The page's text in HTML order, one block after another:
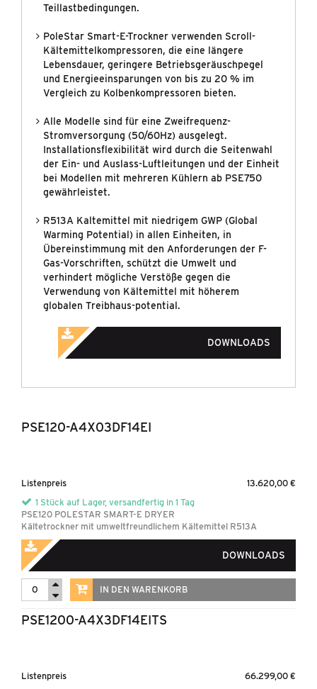
Teillastbedingungen.
PoleStar Smart-E-Trockner verwenden Scroll-
Kältemittelkompressoren, die eine längere
Lebensdauer, geringere Betriebsgeräuschpegel
und Energieeinsparungen von bis zu 20 % im
Vergleich zu Kolbenkompressoren bieten.
Alle Modelle sind für eine Zweifrequenz-
Stromversorgung (50/60Hz) ausgelegt.
Installationsflexibilität wird durch die Seitenwahl
der Ein- und Auslass-Luftleitungen und der Einheit
bei Modellen mit mehreren Kühlern ab PSE750
gewährleistet.
R513A Kaltemittel mit niedrigem GWP (Global
Warming Potential) in allen Einheiten, in
Übereinstimmung mit den Anforderungen der F-
Gas-Vorschriften, schützt die Umwelt und
verhindert mögliche Verstöße gegen die
Verwendung von Kältemittel mit höherem
globalen Treibhaus-potential.
DOWNLOADS
PSE120-A4X03DF14EI
Listenpreis
13.620,00 €
1 Stück auf Lager, versandfertig in 1 Tag
PSE120 POLESTAR SMART-E DRYER
Kältetrockner mit umweltfreundlichem Kältemittel R513A
DOWNLOADS
IN DEN WARENKORB
PSE1200-A4X3DF14EITS
Listenpreis 66.299,00 €